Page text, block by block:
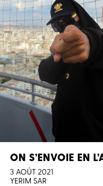
ON S’ENVOIE EN
3 AOÛT 2021
YERIM SAR